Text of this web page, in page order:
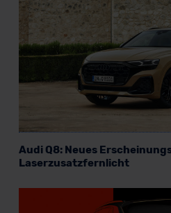
datenschutz@meinauto.de
Datenschutzerklärung|
Audi Q8: Neues
Laserzusatzfernlicht